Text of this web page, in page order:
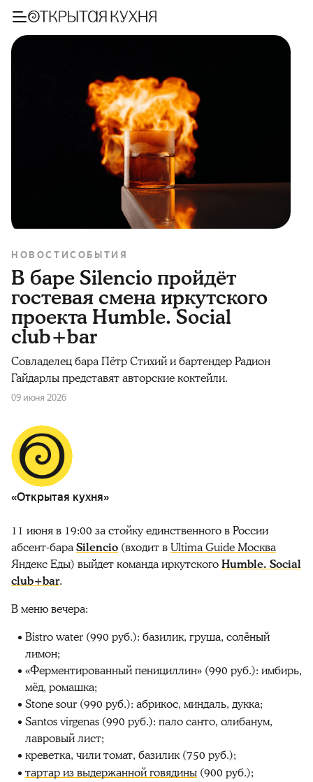
НОВОСТИСОБЫТИЯ
В баре Silencio пройдёт
гостевая смена иркутского
проекта Humble. Social
club+bar
Совладелец бара Пётр Стихий и бартендер Радион
Гайдарлы представят авторские коктейли.
09 июня 2026
«Открытая кухня»
11 июня в 19:00 за стойку единственного в России
абсент-бараSilencio (входит вUltima Guide Москва
Яндекс Еды) выйдет команда иркутскогоHumble. Social
club+bar.
В меню вечера:
Bistro water (990 руб.): базилик, груша, солёный
лимон;
«Ферментированный пенициллин» (990 руб.): имбирь,
мёд, ромашка;
Stone sour (990 руб.): абрикос, миндаль, дукка;
Santos virgenas (990 руб.): пало санто, олибанум,
лавровый лист;
креветка, чили томат, базилик (750 руб.);
тартар из выдержанной говядины (900 руб.);